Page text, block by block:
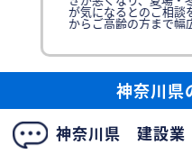
が気になるとのご相談
からご高齢の方まで幅
め、どの年代の方にも
ン総
神奈川県
神奈川県 建設